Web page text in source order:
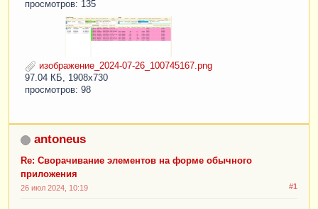
просмотров: 135
изображение_2024-07-26_100745167.png
97.04 КБ, 1908x730
просмотров: 98
antoneus
Re: Сворачивание элементов на форме обычного
приложения
#1
26 июл 2024, 10:19